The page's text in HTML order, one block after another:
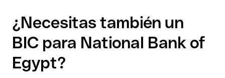
¿Necesitas también un
BIC para National Bank of
Egypt?